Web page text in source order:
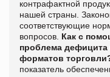
контрафактной
нашей страны.
соответствующие
вопросов. Как с
проблема дефицита
форматов
показатель